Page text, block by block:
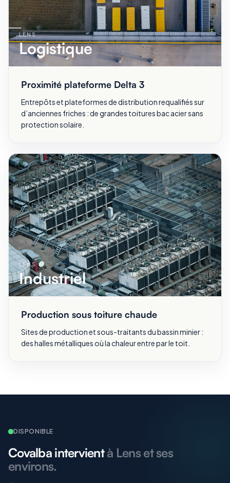
LENS
Logistique
Proximité plateforme Delta 3
Entrepôts et plateformes de distribution requalifiés sur
d’anciennes friches : de grandes toitures bac acier sans
protection solaire.
LENS
Industriel
Production sous toiture chaude
Sites de production et sous-traitants du bassin minier :
des halles métalliques où la chaleur entre par le toit.
DISPONIBLE
Covalba intervientà Lens et ses
environs.